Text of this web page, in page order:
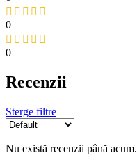
0
0
Recenzii
Sterge filtre
Nu există recenzii până acum.